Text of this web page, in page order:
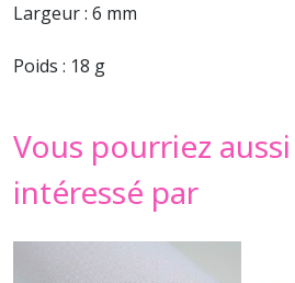
Largeur : 6 mm
Poids : 18 g
Vous pourriez
intéressé par